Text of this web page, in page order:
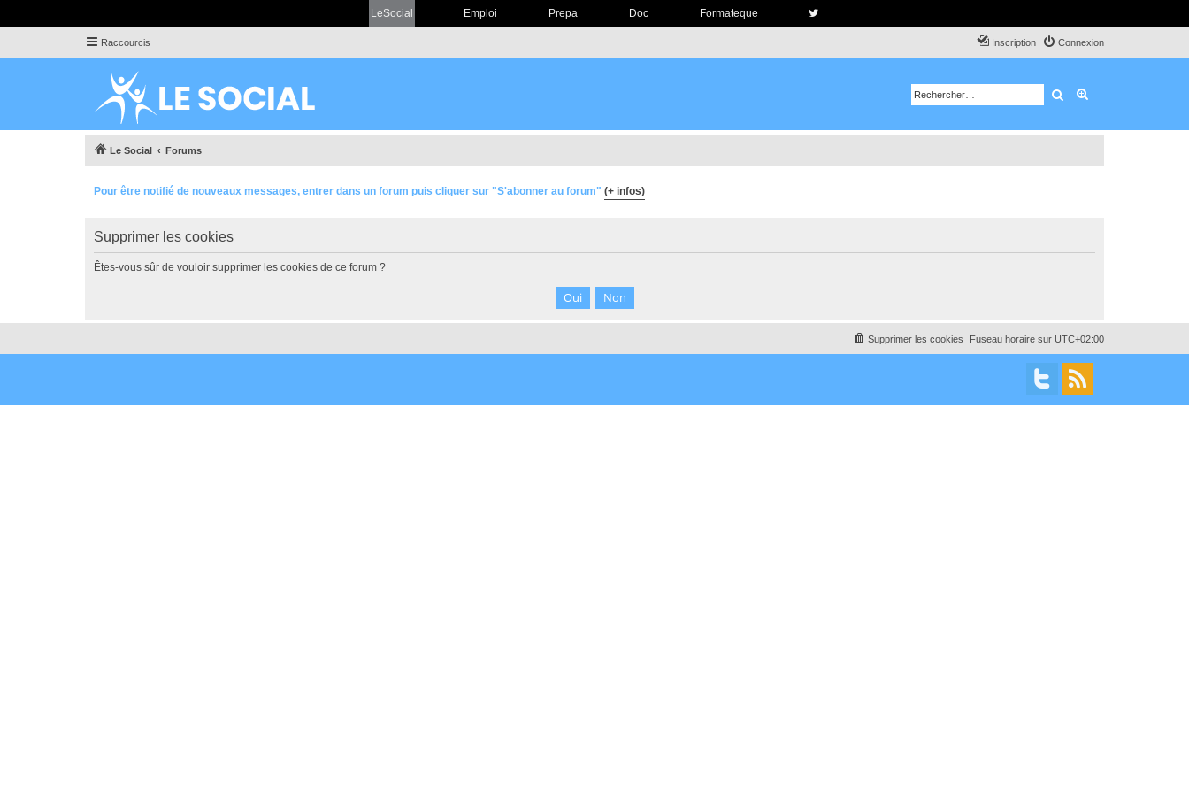
LeSocial Emploi Prepa Doc Formateque
Raccourcis Connexion
Inscription
Rechercher
Le Social Forums
Pour être notifié de nouveaux messages, entrer dans un forum puis cliquer sur "S'abonner au forum" (+ infos)
Supprimer les cookies
Êtes-vous sûr de vouloir supprimer les cookies de ce forum ?
Fuseau horaire sur UTC+02:00
Supprimer les cookies